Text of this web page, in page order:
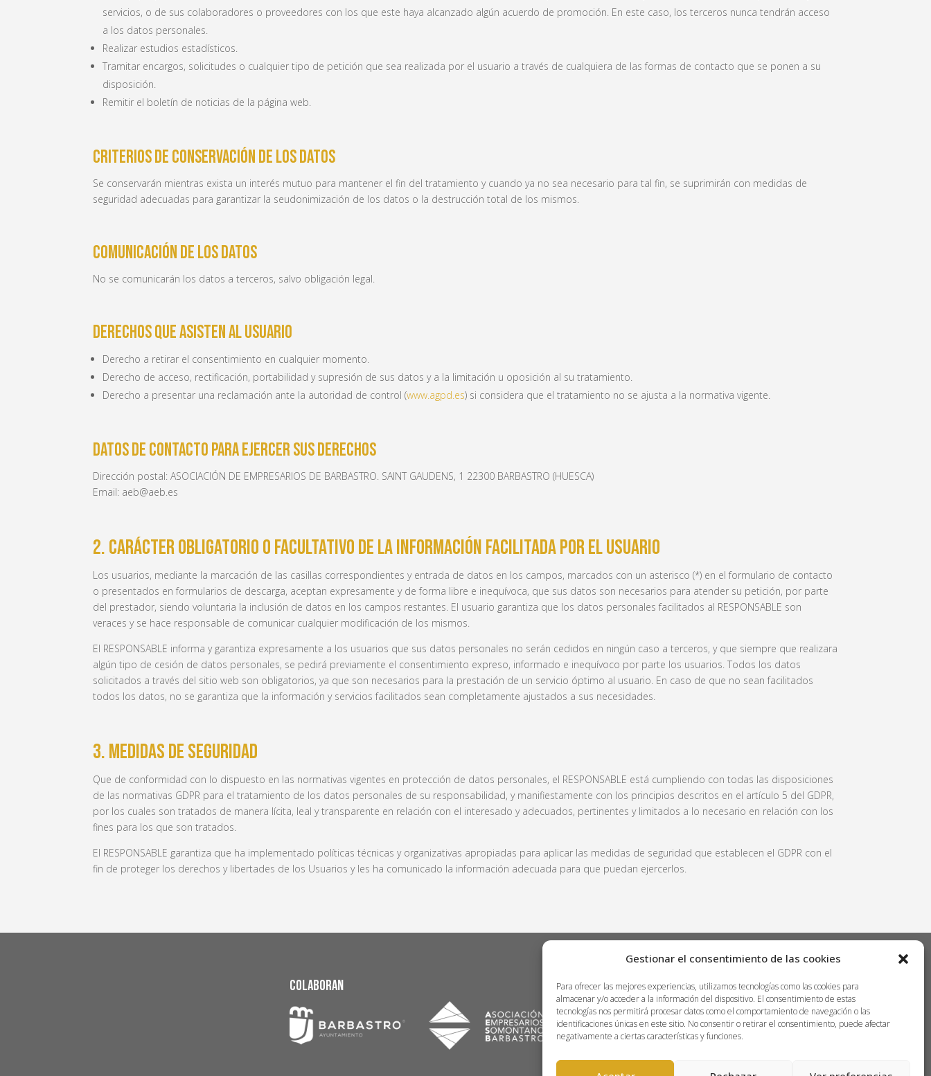
Gestionar el consentimiento de las cookies
Para ofrecer las mejores experiencias, utilizamos tecnologías como las cookies para
almacenar y/o acceder a la información del dispositivo. El consentimiento de estas
tecnologías nos permitirá procesar datos como el comportamiento de navegación o las
identificaciones únicas en este sitio. No consentir o retirar el consentimiento, puede afectar
negativamente a ciertas características y funciones.
servicios, o de sus colaboradores o proveedores con los que este haya alcanzado algún acuerdo de promoción. En este caso, los terceros nunca tendrán acceso
a los datos personales.
Realizar estudios estadísticos.
Tramitar encargos, solicitudes o cualquier tipo de petición que sea realizada por el usuario a través de cualquiera de las formas de contacto que se ponen a su
disposición.
Remitir el boletín de noticias de la página web.
Criterios de conservación de los datos
Se conservarán mientras exista un interés mutuo para mantener el fin del tratamiento y cuando ya no sea necesario para tal fin, se suprimirán con medidas de
seguridad adecuadas para garantizar la seudonimización de los datos o la destrucción total de los mismos.
Comunicación de los datos
No se comunicarán los datos a terceros, salvo obligación legal.
Derechos que asisten al usuario
Derecho a retirar el consentimiento en cualquier momento.
Derecho de acceso, rectificación, portabilidad y supresión de sus datos y a la limitación u oposición al su tratamiento.
Derecho a presentar una reclamación ante la autoridad de control (www.agpd.es) si considera que el tratamiento no se ajusta a la normativa vigente.
Datos de contacto para ejercer sus derechos
Dirección postal: ASOCIACIÓN DE EMPRESARIOS DE BARBASTRO. SAINT GAUDENS, 1 22300 BARBASTRO (HUESCA)
Email: aeb@aeb.es
2. CARÁCTER OBLIGATORIO O FACULTATIVO DE LA INFORMACIÓN FACILITADA POR EL USUARIO
Los usuarios, mediante la marcación de las casillas correspondientes y entrada de datos en los campos, marcados con un asterisco (*) en el formulario de contacto
o presentados en formularios de descarga, aceptan expresamente y de forma libre e inequívoca, que sus datos son necesarios para atender su petición, por parte
del prestador, siendo voluntaria la inclusión de datos en los campos restantes. El usuario garantiza que los datos personales facilitados al RESPONSABLE son
veraces y se hace responsable de comunicar cualquier modificación de los mismos.
El RESPONSABLE informa y garantiza expresamente a los usuarios que sus datos personales no serán cedidos en ningún caso a terceros, y que siempre que realizara
algún tipo de cesión de datos personales, se pedirá previamente el consentimiento expreso, informado e inequívoco por parte los usuarios. Todos los datos
solicitados a través del sitio web son obligatorios, ya que son necesarios para la prestación de un servicio óptimo al usuario. En caso de que no sean facilitados
todos los datos, no se garantiza que la información y servicios facilitados sean completamente ajustados a sus necesidades.
3. MEDIDAS DE SEGURIDAD
Que de conformidad con lo dispuesto en las normativas vigentes en protección de datos personales, el RESPONSABLE está cumpliendo con todas las disposiciones
de las normativas GDPR para el tratamiento de los datos personales de su responsabilidad, y manifiestamente con los principios descritos en el artículo 5 del GDPR,
por los cuales son tratados de manera lícita, leal y transparente en relación con el interesado y adecuados, pertinentes y limitados a lo necesario en relación con los
fines para los que son tratados.
El RESPONSABLE garantiza que ha implementado políticas técnicas y organizativas apropiadas para aplicar las medidas de seguridad que establecen el GDPR con el
fin de proteger los derechos y libertades de los Usuarios y les ha comunicado la información adecuada para que puedan ejercerlos.
Colaboran